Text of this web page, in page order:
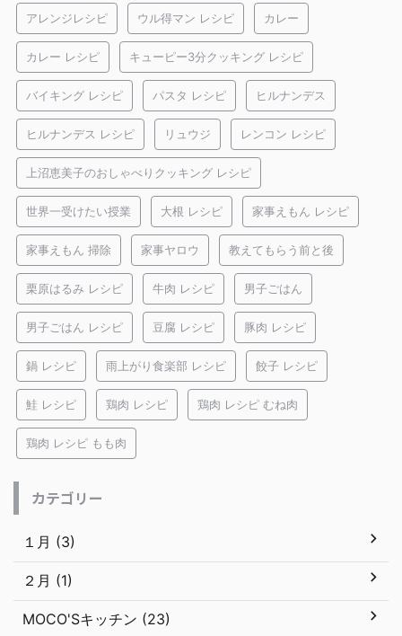
アレンジレシピ ウル得マン レシピ カレー
カレー レシピ キューピー3分クッキング レシピ
バイキング レシピ パスタ レシピ ヒルナンデス
ヒルナンデス レシピ リュウジ レンコン レシピ
上沼恵美子のおしゃべりクッキング レシピ
世界一受けたい授業 大根 レシピ 家事えもん レシピ
家事えもん 掃除 家事ヤロウ 教えてもらう前と後
栗原はるみ レシピ 牛肉 レシピ 男子ごはん
男子ごはん レシピ 豆腐 レシピ 豚肉 レシピ
鍋 レシピ 雨上がり食楽部 レシピ 餃子 レシピ
鮭 レシピ 鶏肉 レシピ 鶏肉 レシピ むね肉
鶏肉 レシピ もも肉
カテゴリー
１月 (3)
２月 (1)
MOCO'Sキッチン (23)